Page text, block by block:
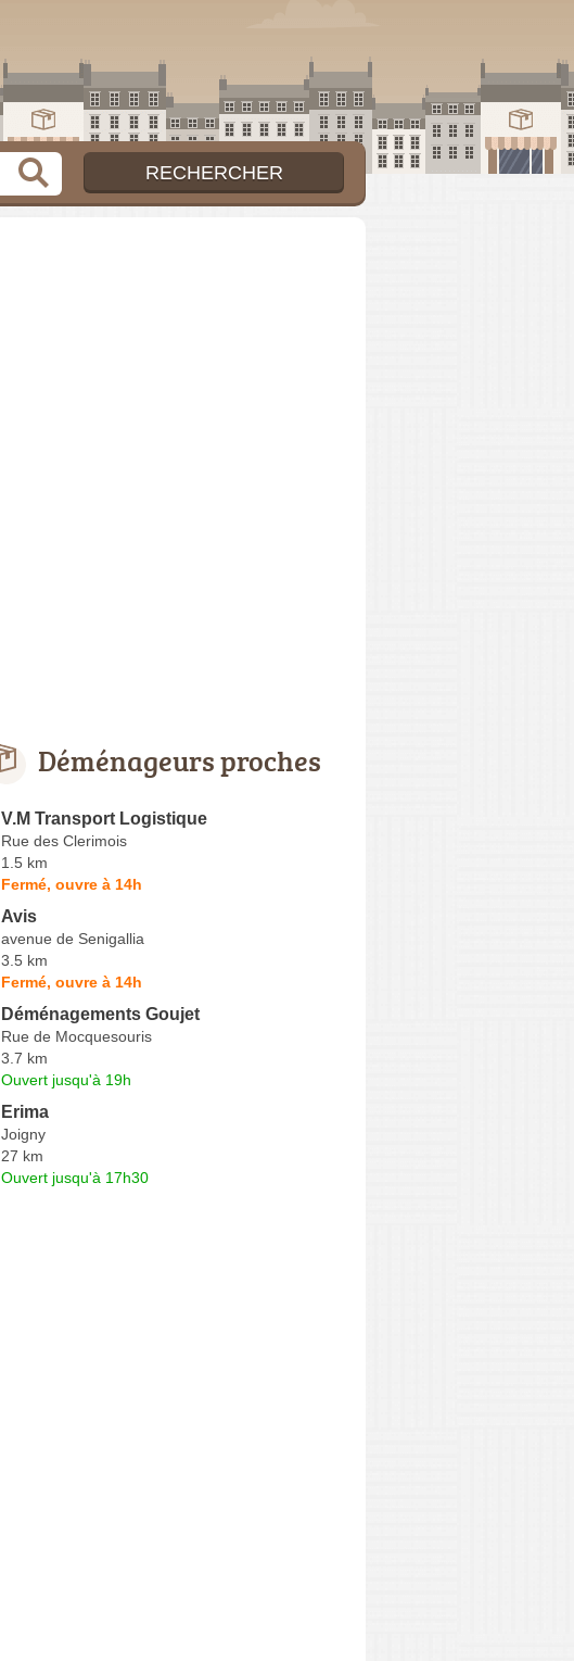
Déménageurs proches
V.M Transport Logistique
Rue des Clerimois
1.5 km
Fermé, ouvre à 14h
Avis
avenue de Senigallia
3.5 km
Fermé, ouvre à 14h
Déménagements Goujet
Rue de Mocquesouris
3.7 km
Ouvert jusqu'à 19h
Erima
Joigny
27 km
Ouvert jusqu'à 17h30